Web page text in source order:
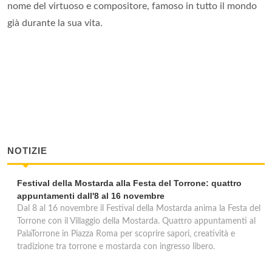
nome del virtuoso e compositore, famoso in tutto il mondo
già durante la sua vita.
NOTIZIE
Festival della Mostarda alla Festa del Torrone: quattro
appuntamenti dall'8 al 16 novembre
Dal 8 al 16 novembre il Festival della Mostarda anima la Festa del
Torrone con il Villaggio della Mostarda. Quattro appuntamenti al
PalaTorrone in Piazza Roma per scoprire sapori, creatività e
tradizione tra torrone e mostarda con ingresso libero.